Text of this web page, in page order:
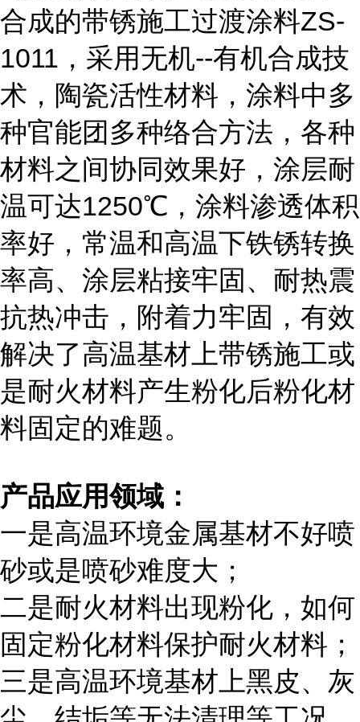
合成的带锈施工过渡涂料ZS-
1011 ，采用无机--有机合成技
术，陶瓷活性材料，涂料中多
种官能团多种络合方法，各种
材料之间协同效果好，涂层耐
温可达1250℃，涂料渗透体积
率好，常温和高温下铁锈转换
率高、涂层粘接牢固、耐热震
抗热冲击，附着力牢固，有效
解决了高温基材上带锈施工或
是耐火材料产生粉化后粉化材
料固定的难题。
产品应用领域：
一是高温环境金属基材不好喷
砂或是喷砂难度大；
二是耐火材料出现粉化，如何
固定粉化材料保护耐火材料；
三是高温环境基材上黑皮、灰